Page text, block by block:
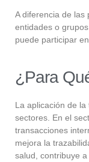
A diferencia de las
entidades o
puede participar
¿Para
La aplicación de
sectores. En el
transacciones
mejora la
salud, contribuye